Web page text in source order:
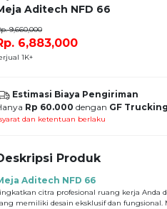
Aditech NFD 66
6,883,000
9,660,000
1K+
Estimasi Biaya Pengiriman
Rp 60.000 dengan GF Trucking
dan ketentuan berlaku
Produk
Aditech NFD 66
citra profesional ruang kerja Anda
memiliki desain eksklusif dan